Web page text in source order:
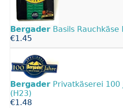
Bergader Basils Rauchkäse
€1.45
Bergader Privatkäserei 100
(H23)
€1.48